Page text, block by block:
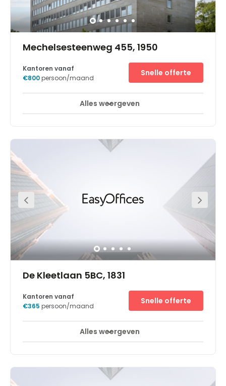
Mechelsesteenweg 455, 1950
Break-Out Ruimtes
arms at Kraainem. Many can access this from the
crossroads that drive you to the center of Brussels,
available close by. A great green environment is right
outside the doorstep for lunch breaks or after work
exploring. The access to the Ring and the tram line n° 44
connect you directly to the centre of Brussels and the
Airport in less than 20 minutes.
Kantoren vanaf
€800persoon/maand
Snelle offerte
Alles weergeven
De Kleetlaan 5BC, 1831
Kantoren vanaf
€365 persoon/maand
Snelle offerte
Alles weergeven